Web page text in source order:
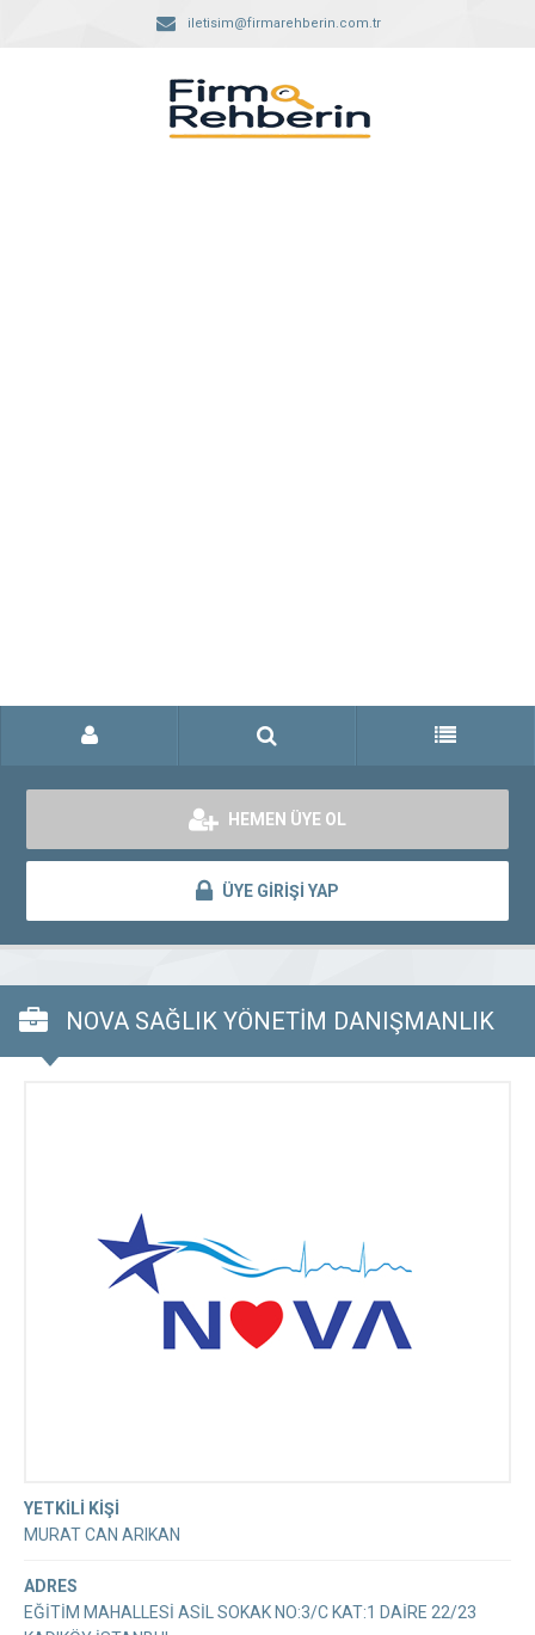
iletisim@firmarehberin.com.tr
HEMEN ÜYE OL
ÜYE GİRİŞİ YAP
NOVA SAĞLIK YÖNETİM DANIŞMANLIK
YETKİLİ KİŞİ
MURAT CAN ARIKAN
ADRES
EĞİTİM MAHALLESİ ASİL SOKAK NO:3/C KAT:1 DAİRE 22/23